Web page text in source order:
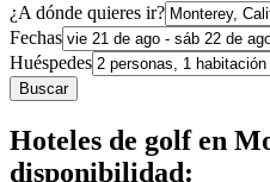
¿A dónde quieres ir?
Fechas
Huéspedes
Buscar
Hoteles de golf en
disponibilidad: